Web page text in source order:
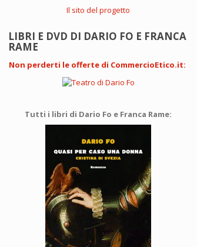
Il sito del progetto
LIBRI E DVD DI DARIO FO E FRANCA
RAME
Non perderti le offerte di CommercioEtico.it:
Tutti i libri di Dario Fo e Franca Rame: